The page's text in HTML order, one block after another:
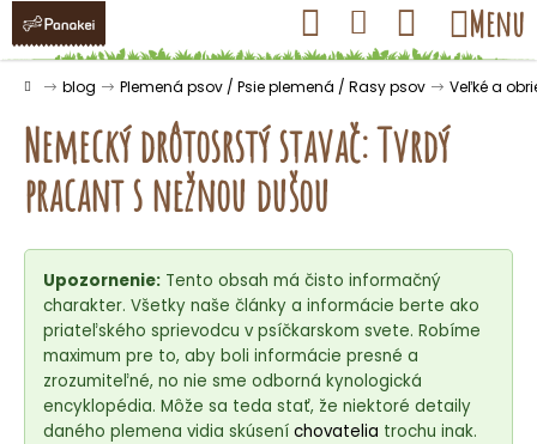
Prejsť
obsah
Hľadať Prihlásenie
Nákupný
košík
Menu
Domov
blog Plemená psov / Psie plemená / Rasy psov Veľké a
Nemecký drôtosrstý stavač: Tvrdý
pracant s nežnou dušou
Upozornenie: Tento obsah má čisto informačný
charakter. Všetky naše články a informácie berte ako
priateľského sprievodcu v psíčkarskom svete. Robíme
maximum pre to, aby boli informácie presné a
zrozumiteľné, no nie sme odborná kynologická
encyklopédia. Môže sa teda stať, že niektoré detaily
daného plemena vidia skúsení chovatelia trochu inak.
K
o Späť
Späť
o